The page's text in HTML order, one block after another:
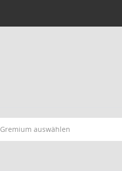
Gremium auswählen